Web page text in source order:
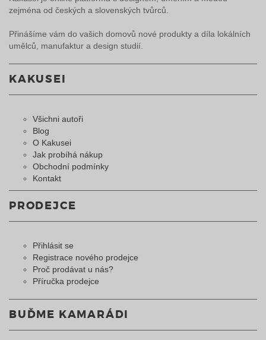
zejména od českých a slovenských tvůrců.
Přinášíme vám do vašich domovů nové produkty a díla lokálních
umělců, manufaktur a design studií.
KAKUSEI
Všichni autoři
Blog
O Kakusei
Jak probíhá nákup
Obchodní podmínky
Kontakt
PRODEJCE
Přihlásit se
Registrace nového prodejce
Proč prodávat u nás?
Příručka prodejce
BUĎME KAMARÁDI